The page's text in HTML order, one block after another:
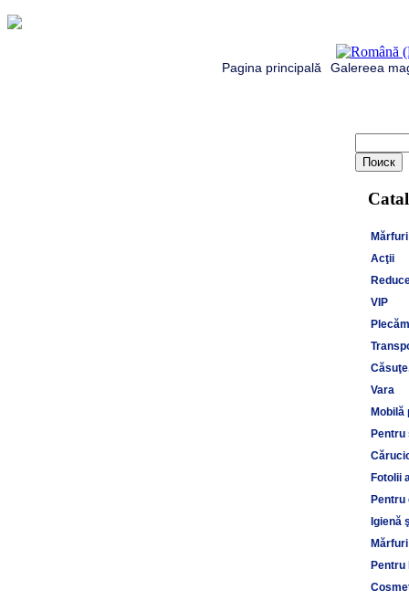
Pagina principală Galereea
Acţii
VIP
Vara
Mobilă
Pentru
Fotolii
Igienă
Pentru